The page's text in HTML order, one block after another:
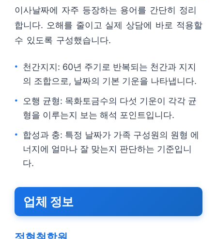
이사날짜에 자주 등장하는 용어를 간단히 정리
합니다. 오해를 줄이고 실제 상담에 바로 적용할
수 있도록 구성했습니다.
천간지지: 60년 주기로 반복되는 천간과 지지
의 조합으로, 날짜의 기본 기운을 나타냅니다.
오행 균형: 목화토금수의 다섯 기운이 각각 균
형을 이루는지 보는 해석 포인트입니다.
합성과 충: 특정 날짜가 가족 구성원의 원형 에
너지에 얼마나 잘 맞는지 판단하는 기준입니
다.
업체 정보